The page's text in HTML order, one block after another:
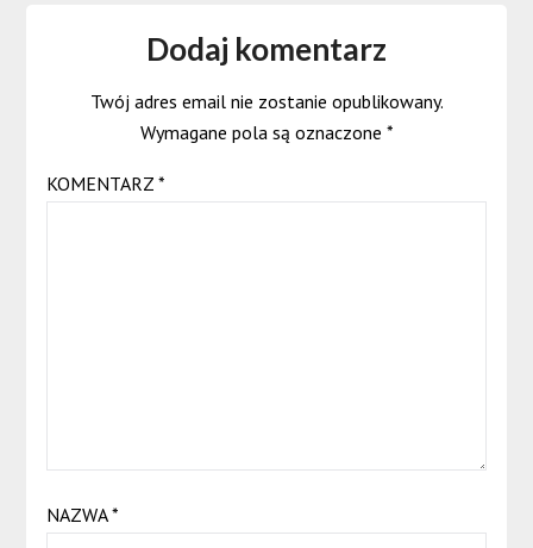
Dodaj komentarz
Twój adres email nie zostanie opublikowany.
Wymagane pola są oznaczone *
KOMENTARZ *
NAZWA*